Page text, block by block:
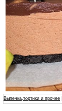
Выпечка,тортики и прочее